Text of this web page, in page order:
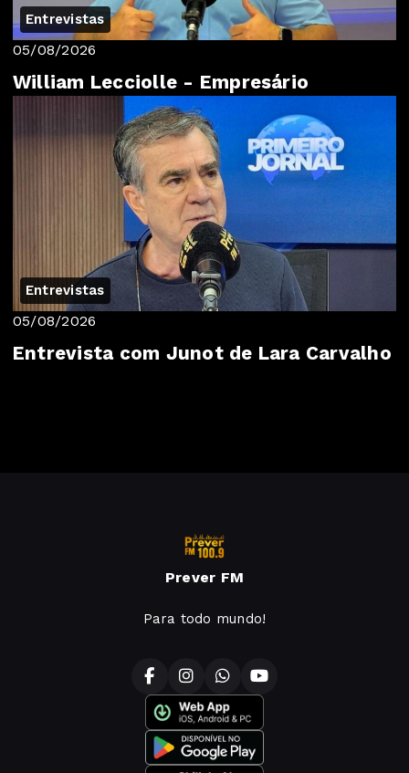
Entrevistas
05/08/2026
William Lecciolle - Empresário
Entrevistas
05/08/2026
Entrevista com Junot de Lara Carvalho
Prever FM
Para todo mundo!